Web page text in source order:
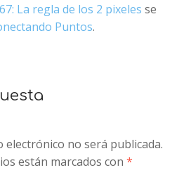
La regla de los 2 pixeles se
Puntos.
electrónico no será publicada.
están marcados con*